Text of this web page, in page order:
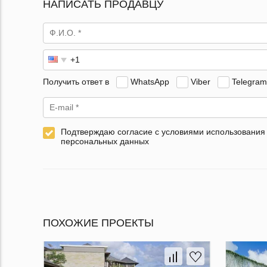
НАПИСАТЬ ПРОДАВЦУ
Получить ответ в WhatsApp Viber Telegram
Подтверждаю согласие с условиями использования
персональных данных
ПОХОЖИЕ ПРОЕКТЫ